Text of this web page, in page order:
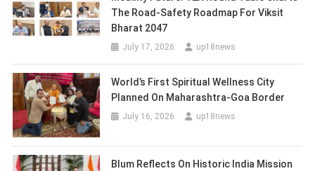
The Road-Safety Roadmap For Viksit
Bharat 2047
July 17, 2026 up18news
World’s First Spiritual Wellness City
Planned On Maharashtra-Goa Border
July 16, 2026 up18news
Blum Reflects On Historic India Mission